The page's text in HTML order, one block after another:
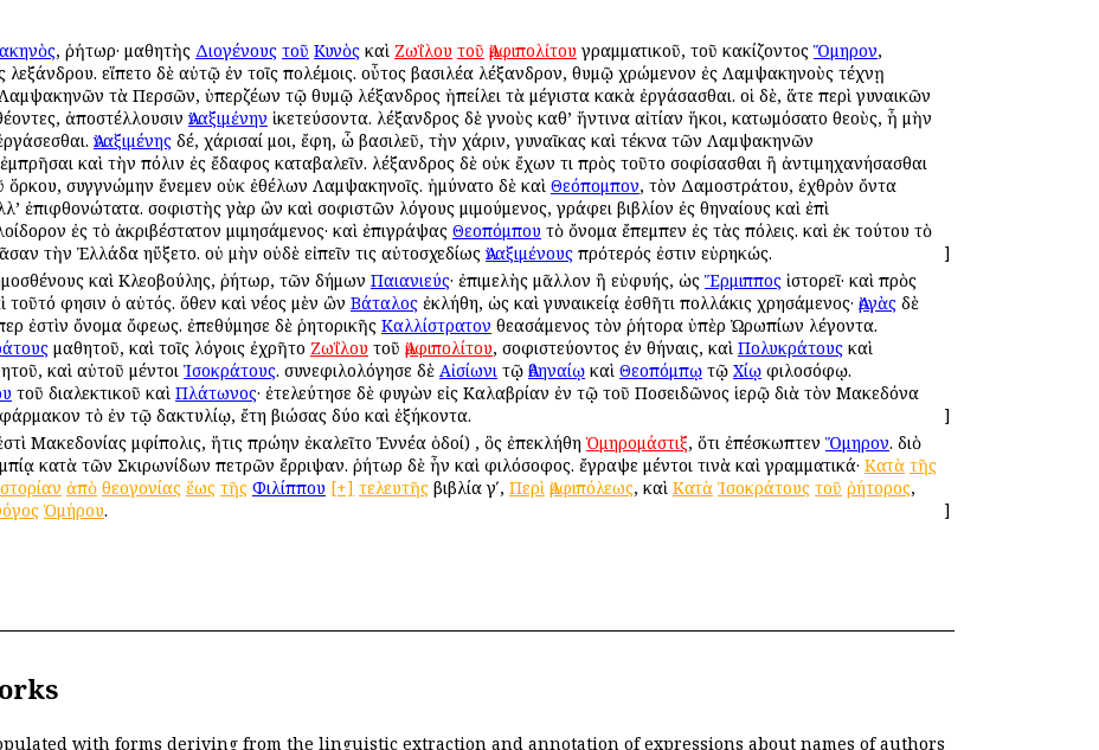
, ῥήτωρ· μαθητὴς Διογένους τοῦ Κυνὸς καὶ Ζωΐλου τοῦ Ἀμφιπολίτου γραμματικοῦ, τοῦ κακίζοντος Ὅμηρον,
εἵπετο δὲ αὐτῷ ἐν τοῖς πολέμοις. οὗτος βασιλέα Ἀλέξανδρον, θυμῷ χρώμενον ἐς Λαμψακηνοὺς τέχνῃ
τὰ Περσῶν, ὑπερζέων τῷ θυμῷ Ἀλέξανδρος ἠπείλει τὰ μέγιστα κακὰ ἐργάσασθαι. οἱ δὲ, ἅτε περὶ γυναικῶν
ἀποστέλλουσινἈναξιμένην ἱκετεύσοντα. Ἀλέξανδρος δὲ γνοὺς καθ’ ἥντινα αἰτίαν ἥκοι, κατωμόσατο θεοὺς, ἦ μὴν
Ἀναξιμένης δέ, χάρισαί μοι, ἔφη, ὧ βασιλεῦ, τὴν χάριν, γυναῖκας καὶ τέκνα τῶν Λαμψακηνῶν
καὶ τὴν πόλιν ἐς ἔδαφος καταβαλεῖν. Ἀλέξανδρος δὲ οὐκ ἔχων τι πρὸς τοῦτο σοφίσασθαι ἢ ἀντιμηχανήσασθαι
ὅρκου, συγγνώμην ἔνεμεν οὐκ ἐθέλων Λαμψακηνοῖς. ἠμύνατο δὲ καὶ Θεόπομπον, τὸν Δαμοστράτου, ἐχθρὸν ὄντα
ἐπιφθονώτατα. σοφιστὴς γὰρ ὢν καὶ σοφιστῶν λόγους μιμούμενος, γράφει βιβλίον ἐς Ἀθηναίους καὶ ἐπὶ
ἐς τὸ ἀκριβέστατον μιμησάμενος· καὶ ἐπιγράψας Θεοπόμπου τὸ ὄνομα ἔπεμπεν ἐς τὰς πόλεις. καὶ ἐκ τούτου τὸ
τὴν Ἐλλάδα ηὔξετο. οὐ μὴν οὐδὲ εἰπεῖν τις αὐτοσχεδίωςἈναξιμένους πρότερός ἐστιν εὑρηκώς.
]
καὶ Κλεοβούλης, ῥήτωρ, τῶν δήμων Παιανιεύς· ἐπιμελὴς μᾶλλον ἢ εὐφυής, ὡς Ἕρμιππος ἱστορεῖ· καὶ πρὸς
φησιν ὁ αὐτός. ὅθεν καὶ νέος μὲν ὢν Βάταλος ἐκλήθη, ὡς καὶ γυναικείᾳ ἐσθῆτι πολλάκις χρησάμενος· Ἀργὰς δὲ
ἐστὶν ὄνομα ὄφεως. ἐπεθύμησε δὲ ῥητορικῆς Καλλίστρατον θεασάμενος τὸν ῥήτορα ὑπὲρ Ὠρωπίων λέγοντα.
μαθητοῦ, καὶ τοῖς λόγοις ἐχρῆτο Ζωΐλου τοῦ Ἀμφιπολίτου, σοφιστεύοντος ἐν Ἀθήναις, καὶ Πολυκράτους καὶ
καὶ αὐτοῦ μέντοι Ἰσοκράτους. συνεφιλολόγησε δὲ Αἰσίωνι τῷ Ἀθηναίῳ καὶ Θεοπόμπῳ τῷ Χίῳ φιλοσόφῳ.
τοῦ διαλεκτικοῦ καὶ Πλάτωνος· ἐτελεύτησε δὲ φυγὼν εἰς Καλαβρίαν ἐν τῷ τοῦ Ποσειδῶνος ἱερῷ διὰ τὸν Μακεδόνα
τὸ ἐν τῷ δακτυλίῳ, ἔτη βιώσας δύο καὶ ἑξήκοντα.
]
Μακεδονίας Ἀμφίπολις, ἥτις πρώην ἐκαλεῖτο Ἐννέα ὁδοί) , ὃς ἐπεκλήθη Ὁμηρομάστιξ, ὅτι ἐπέσκωπτεν Ὅμηρον. διὸ
κατὰ τῶν Σκιρωνίδων πετρῶν ἔρριψαν. ῥήτωρ δὲ ἦν καὶ φιλόσοφος. ἔγραψε μέντοι τινὰ καὶ γραμματικά· Κατὰ τῆς
ἀπὸ θεογονίας ἕως τῆς Φιλίππου [+] τελευτῆς βιβλία γʹ, Περὶ Ἀμφιπόλεως, καὶ Κατὰ Ἰσοκράτους τοῦ ῥήτορος,
Ὁμήρου. ]
with forms deriving from the linguistic extraction and annotation of expressions about names of authors